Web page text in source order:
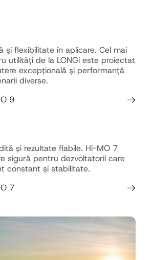
și flexibilitate în aplicare. Cel mai
utilități de la LONGi este proiectat
excepțională și performanță
diverse.
9
și rezultate fiabile. Hi-MO 7
sigură pentru dezvoltatorii care
constant și stabilitate.
7